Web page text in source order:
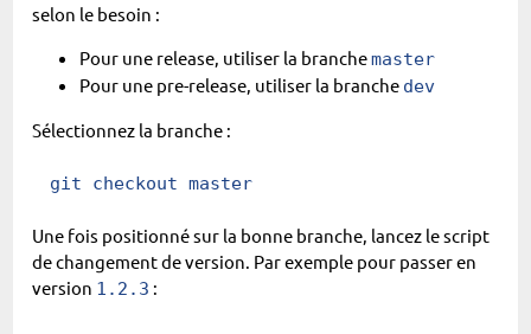
selon le besoin :
Pour une release, utiliser la branchemaster
Pour une pre-release, utiliser la branche dev
Sélectionnez la branche :
git checkout master
Une fois positionné sur la bonne branche, lancez le script
de changement de version. Par exemple pour passer en
version 1.2.3 :